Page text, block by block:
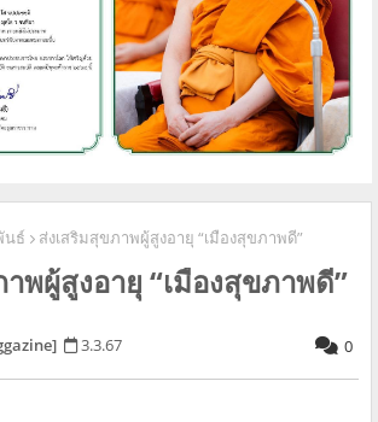
นธ์ ส่งเสริมสุขภาพผู้สูงอายุ “เมืองสุขภาพดี”
พผู้สูงอายุ “เมืองสุขภาพดี”
3.3.67 0